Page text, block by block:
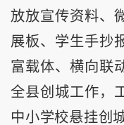
放放宣传资料、
展板、学生手抄
富载体、横向联
全县创城工作，
中小学校悬挂创